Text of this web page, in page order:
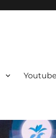
Youtube